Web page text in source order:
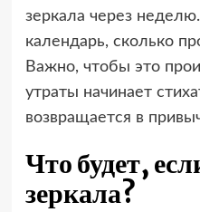
зеркала через
календарь, сколько
Важно, чтобы это
утраты начинает
возвращается в
Что будет,
зеркала?